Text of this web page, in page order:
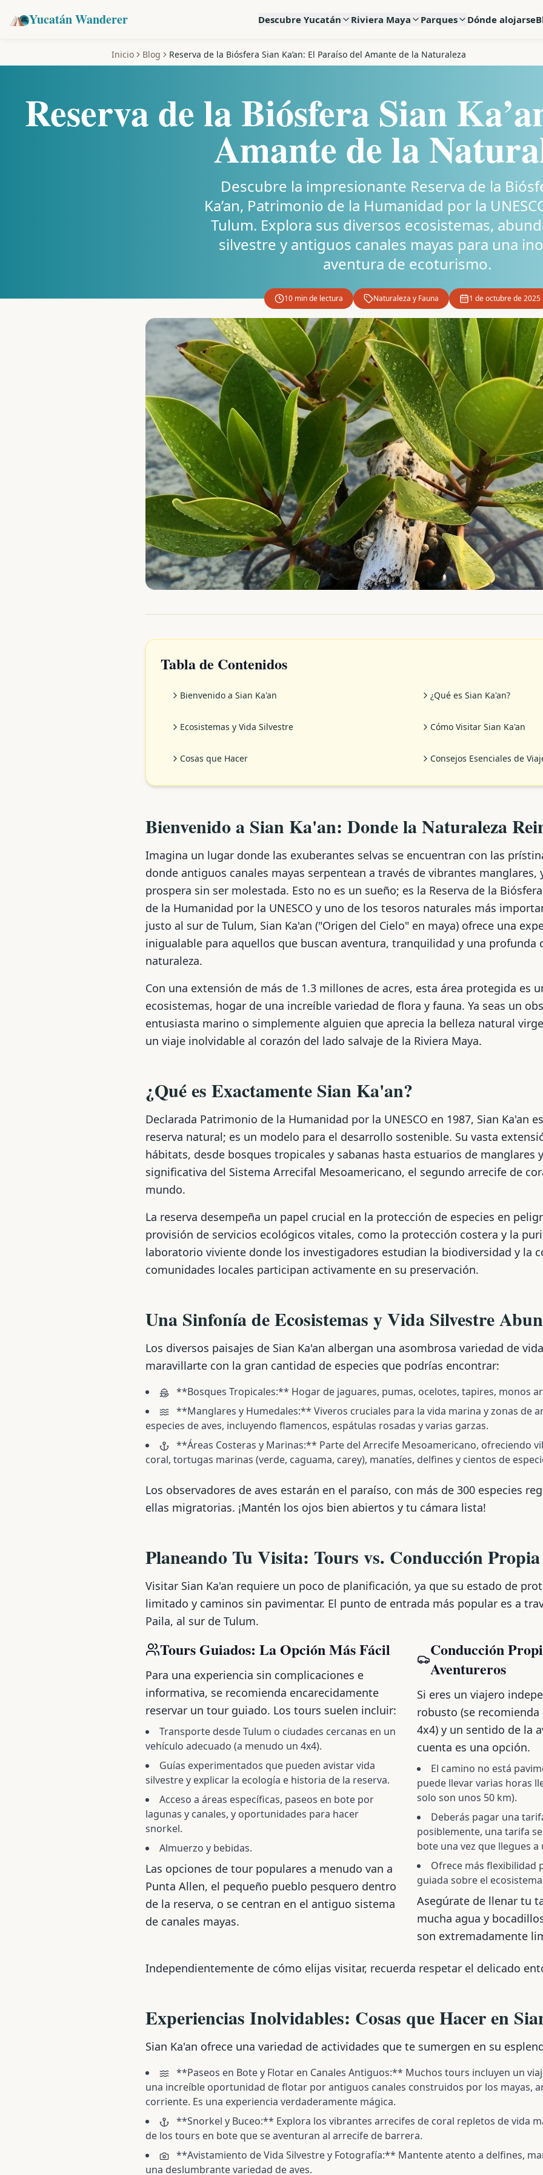
Yucatán Wanderer Descubre Yucatán Riviera Maya Parques Dónde alojarse
Inicio Blog Reserva de la Biósfera Sian Ka’an: El Paraíso del Amante de la Naturaleza
Reserva de la Biósfera Sian
Amante de la
Descubre la impresionante Reserva de la
Ka’an, Patrimonio de la Humanidad por la
Tulum. Explora sus diversos ecosistemas,
silvestre y antiguos canales mayas para una
aventura de ecoturismo.
10 minde lectura Naturaleza y Fauna 1 de octubre de 2025
Tabla de Contenidos
Bienvenido a Sian Ka'an ¿Qué es Sian Ka'an?
Ecosistemas y Vida Silvestre Cómo Visitar Sian Ka'an
Cosas que Hacer Consejos Esenciales de
Bienvenido a Sian Ka'an: Donde la Naturaleza
Imagina un lugar donde las exuberantes selvas se encuentran con las
donde antiguos canales mayas serpentean a través de vibrantes manglares,
prospera sin ser molestada. Esto no es un sueño; es la Reserva de la
de la Humanidad por la UNESCO y uno de los tesoros naturales más
justo al sur de Tulum, Sian Ka'an ("Origen del Cielo" en maya) ofrece una
inigualable para aquellos que buscan aventura, tranquilidad y una profunda
naturaleza.
Con una extensión de más de 1.3 millones de acres, esta área protegida es
ecosistemas, hogar de una increíble variedad de flora y fauna. Ya seas un
entusiasta marino o simplemente alguien que aprecia la belleza natural
un viaje inolvidable al corazón del lado salvaje de la Riviera Maya.
¿Qué es Exactamente Sian Ka'an?
Declarada Patrimonio de la Humanidad por la UNESCO en 1987, Sian Ka'an
reserva natural; es un modelo para el desarrollo sostenible. Su vasta
hábitats, desde bosques tropicales y sabanas hasta estuarios de manglares
significativa del Sistema Arrecifal Mesoamericano, el segundo arrecife de
mundo.
La reserva desempeña un papel crucial en la protección de especies en
provisión de servicios ecológicos vitales, como la protección costera y la
laboratorio viviente donde los investigadores estudian la biodiversidad y la
comunidades locales participan activamente en su preservación.
Una Sinfonía de Ecosistemas y Vida Silvestre
Los diversos paisajes de Sian Ka'an albergan una asombrosa variedad de
maravillarte con la gran cantidad de especies que podrías encontrar:
**Bosques Tropicales:** Hogar de jaguares, pumas, ocelotes, tapires, monos
**Manglares y Humedales:** Viveros cruciales para la vida marina y zonas de
especies de aves, incluyendo flamencos, espátulas rosadas y varias garzas.
**Áreas Costeras y Marinas:** Parte del Arrecife Mesoamericano, ofreciendo
coral, tortugas marinas (verde, caguama, carey), manatíes, delfines y cientos de
Los observadores de aves estarán en el paraíso, con más de 300 especies
ellas migratorias. ¡Mantén los ojos bien abiertos y tu cámara lista!
Planeando Tu Visita: Tours vs. Conducción Propia
Visitar Sian Ka'an requiere un poco de planificación, ya que su estado de
limitado y caminos sin pavimentar. El punto de entrada más popular es a
Paila, al sur de Tulum.
Tours Guiados: La Opción Más Fácil
Para una experiencia sin complicaciones e
informativa, se recomienda encarecidamente
reservar un tour guiado. Los tours suelen incluir:
Transporte desde Tulum o ciudades cercanas en un
vehículo adecuado (a menudo un 4x4).
Guías experimentados que pueden avistar vida
silvestre y explicar la ecología e historia de la reserva.
Acceso a áreas específicas, paseos en bote por
lagunas y canales, y oportunidades para hacer
snorkel.
Almuerzo y bebidas.
Las opciones de tour populares a menudo van a
Punta Allen, el pequeño pueblo pesquero dentro
de la reserva, o se centran en el antiguo sistema
de canales mayas.
Conducción
Aventureros
Si eres un viajero
robusto (se
4x4) y un sentido de la
cuenta es una opción.
El camino no está
puede llevar varias horas
solo son unos 50 km).
Deberás pagar una
posiblemente, una tarifa
bote una vez que llegues a
Ofrece más flexibilidad
guiada sobre el
Asegúrate de llenar tu
mucha agua y
son extremadamente
Independientemente de cómo elijas visitar, recuerda respetar el delicado
Experiencias Inolvidables: Cosas que Hacer en
Sian Ka'an ofrece una variedad de actividades que te sumergen en su
**Paseos en Bote y Flotar en Canales Antiguos:** Muchos tours incluyen un
una increíble oportunidad de flotar por antiguos canales construidos por los mayas,
corriente. Es una experiencia verdaderamente mágica.
**Snorkel y Buceo:** Explora los vibrantes arrecifes de coral repletos de vida
de los tours en bote que se aventuran al arrecife de barrera.
**Avistamiento de Vida Silvestre y Fotografía:** Mantente atento a delfines,
una deslumbrante variedad de aves.